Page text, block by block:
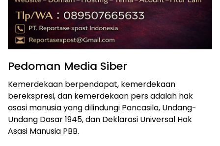
Pedoman Media Siber
Kemerdekaan berpendapat, kemerdekaan
berekspresi, dan kemerdekaan pers adalah hak
asasi manusia yang dilindungi Pancasila, Undang-
Undang Dasar 1945, dan Deklarasi Universal Hak
Asasi Manusia PBB.